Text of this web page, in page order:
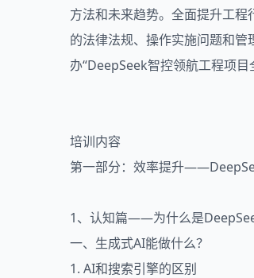
方法和未来趋势。全面提升工
的法律法规、操作实施问题和
办“DeepSeek智控领航工程项目
培训内容
第一部分：效率提升
1、认知篇——为什么是
一、生成式AI能做什么？
1. AI和搜索引擎的区别